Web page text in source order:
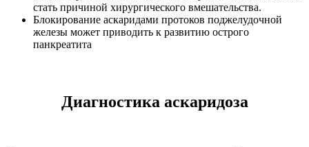
стать причиной хирургического вмешательства.
Блокирование аскаридами протоков поджелудочной
железы может приводить к развитию острого
панкреатита
Диагностика аскаридоза